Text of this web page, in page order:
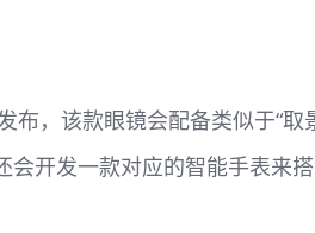
，该款眼镜会配备类似于“
开发一款对应的智能手表来搭